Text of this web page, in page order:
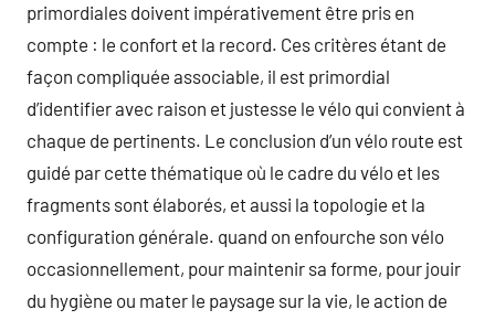
primordiales doivent impérativement être pris en
compte : le confort et la record. Ces critères étant de
façon compliquée associable, il est primordial
d’identifier avec raison et justesse le vélo qui convient à
chaque de pertinents. Le conclusion d’un vélo route est
guidé par cette thématique où le cadre du vélo et les
fragments sont élaborés, et aussi la topologie et la
configuration générale. quand on enfourche son vélo
occasionnellement, pour maintenir sa forme, pour jouir
du hygiène ou mater le paysage sur la vie, le action de